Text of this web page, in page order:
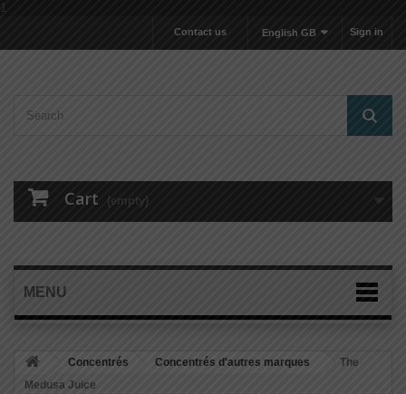
1
Sign in
English GB
Contact us
Cart (empty)
MENU
Concentrés Concentrés d'autres marques
The
Medusa Juice